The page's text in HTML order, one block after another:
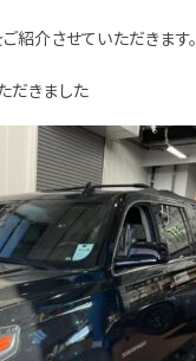
介させていただきます。
だきました